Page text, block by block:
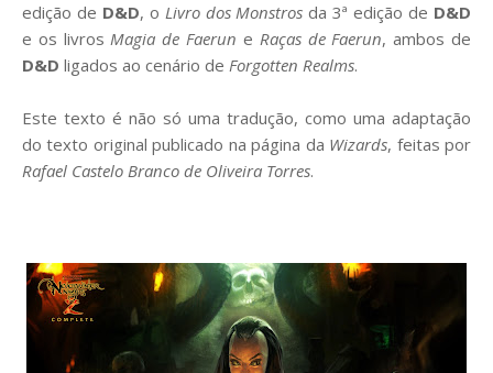
edição de D&D, o Livro dos Monstros da 3ª edição de D&D
e os livrosMagia de Faerun e Raças de Faerun, ambos de
D&D ligados ao cenário de Forgotten Realms.
Este texto é não só uma tradução, como uma adaptação
do texto original publicado na página da Wizards, feitas por
Rafael Castelo Branco de Oliveira Torres.